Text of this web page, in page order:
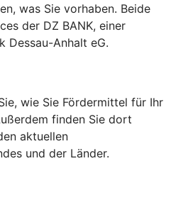
was Sie vorhaben. Beide
der DZ BANK, einer
Dessau-Anhalt eG.
wie Sie Fördermittel für Ihr
finden Sie dort
aktuellen
und der Länder.